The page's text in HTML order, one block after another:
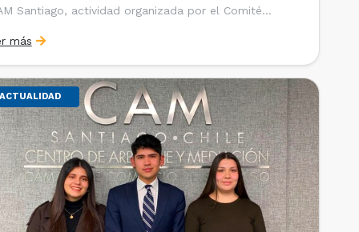
Santiago, actividad organizada por el Comité
y Relaciones Internacionales del Centro, con la
de que los integrantes […]
más
ACTUALIDAD